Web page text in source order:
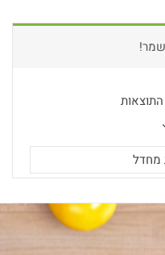
מחדל